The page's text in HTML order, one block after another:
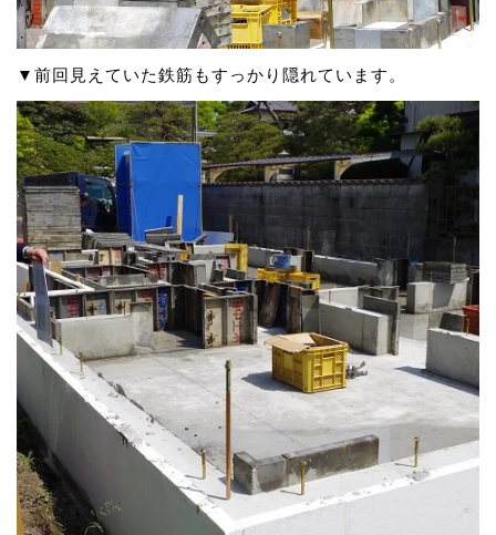
▼前回見えていた鉄筋もすっかり隠れています。